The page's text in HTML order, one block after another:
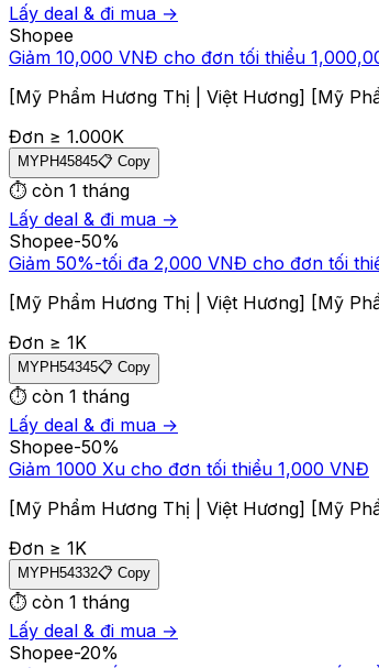
Lấy deal & đi mua →
Shopee
Giảm 10,000 VNĐ cho đơn tối thiểu
[Mỹ Phẩm Hương Thị | Việt Hương] [Mỹ
Đơn ≥ 1.000K
MYPH45845📋 Copy
⏱ còn 1 tháng
Lấy deal & đi mua →
Shopee-50%
Giảm 50%-tối đa 2,000 VNĐ cho đơn tối
[Mỹ Phẩm Hương Thị | Việt Hương] [Mỹ
Đơn ≥ 1K
MYPH54345📋 Copy
⏱ còn 1 tháng
Lấy deal & đi mua →
Shopee-50%
Giảm 1000 Xu cho đơn tối thiểu 1,000 VNĐ
[Mỹ Phẩm Hương Thị | Việt Hương] [Mỹ
Đơn ≥ 1K
MYPH54332📋 Copy
⏱ còn 1 tháng
Lấy deal & đi mua →
Shopee-20%